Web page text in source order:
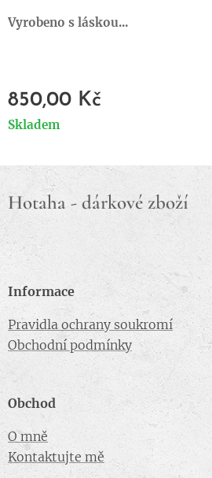
Vyrobeno s láskou...
850,00 Kč
Skladem
Hotaha - dárkové zboží
Informace
Pravidla ochrany soukromí
Obchodní podmínky
Obchod
O mně
Kontaktujte mě